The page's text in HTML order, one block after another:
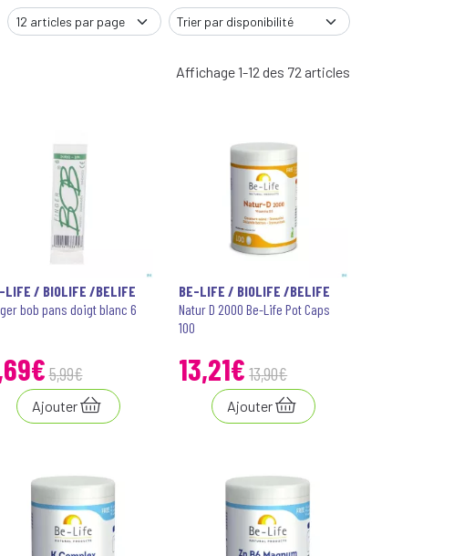
Affichage 1-12 des 72 articles
LIFE / BIOLIFE /BELIFE
bob pans doigt blanc 6
69€5,99€
Ajouter
BE-LIFE / BIOLIFE /BELIFE
Natur D 2000 Be-Life Pot Caps
100
13,21€ 13,90€
Ajouter